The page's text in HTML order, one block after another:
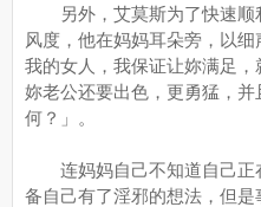
另外，艾莫斯为了快速顺
风度，他在妈妈耳朵旁，以
我的女人，我保证让妳满足
妳老公还要出色，更勇猛，
何？」。
连妈妈自己不知道自己正
备自己有了淫邪的想法，但